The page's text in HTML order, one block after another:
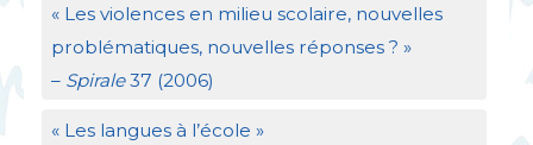
« Les violences en milieu scolaire, nouvelles
problématiques, nouvelles réponses ? »
– Spirale37 (2006)
« Les langues à l’école »